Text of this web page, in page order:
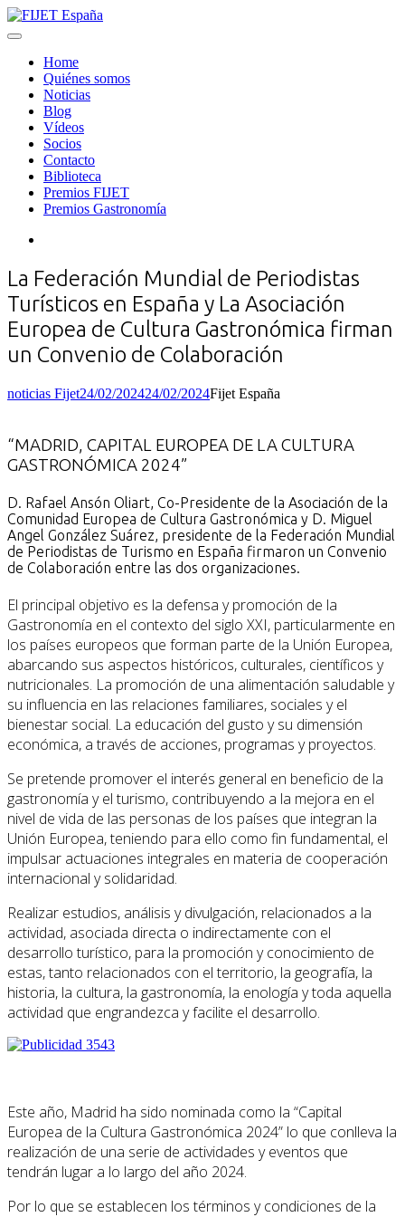
Skip
to
Menu
Home
Quiénes somos
Noticias
Blog
Vídeos
Socios
Contacto
Biblioteca
Premios FIJET
Premios Gastronomía
La Federación Mundial de Periodistas
Turísticos en España y La Asociación
Europea de Cultura Gastronómica firman
un Convenio de Colaboración
Categories
noticias FijetPosted
24/02/202424/02/2024Fijet España
“MADRID, CAPITAL EUROPEA DE LA CULTURA
GASTRONÓMICA 2024”
D. Rafael Ansón Oliart, Co-Presidente de la Asociación de la
Comunidad Europea de Cultura Gastronómica y D. Miguel
Angel González Suárez, presidente de la Federación Mundial
de Periodistas de Turismo en España firmaron un Convenio
de Colaboración entre las dos organizaciones.
El principal objetivo es la defensa y promoción de la
Gastronomía en el contexto del siglo XXI, particularmente en
los países europeos que forman parte de la Unión Europea,
abarcando sus aspectos históricos, culturales, científicos y
nutricionales. La promoción de una alimentación saludable y
su influencia en las relaciones familiares, sociales y el
bienestar social. La educación del gusto y su dimensión
económica, a través de acciones, programas y proyectos.
Se pretende promover el interés general en beneficio de la
gastronomía y el turismo, contribuyendo a la mejora en el
nivel de vida de las personas de los países que integran la
Unión Europea, teniendo para ello como fin fundamental, el
impulsar actuaciones integrales en materia de cooperación
internacional y solidaridad.
Realizar estudios, análisis y divulgación, relacionados a la
actividad, asociada directa o indirectamente con el
desarrollo turístico, para la promoción y conocimiento de
estas, tanto relacionados con el territorio, la geografía, la
historia, la cultura, la gastronomía, la enología y toda aquella
actividad que engrandezca y facilite el desarrollo.
Este año, Madrid ha sido nominada como la “Capital
Europea de la Cultura Gastronómica 2024” lo que conlleva la
realización de una serie de actividades y eventos que
tendrán lugar a lo largo del año 2024.
Por lo que se establecen los términos y condiciones de la